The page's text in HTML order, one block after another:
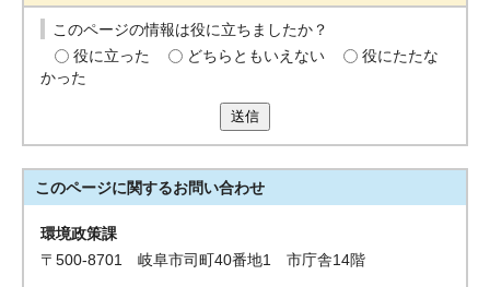
このページの情報は役に立ちましたか？
役に立った
どちらともいえない
役にたたな
かった
送信
このページに関するお問い合わせ
環境政策課
〒500-8701 岐阜市司町40番地1 市庁舎14階